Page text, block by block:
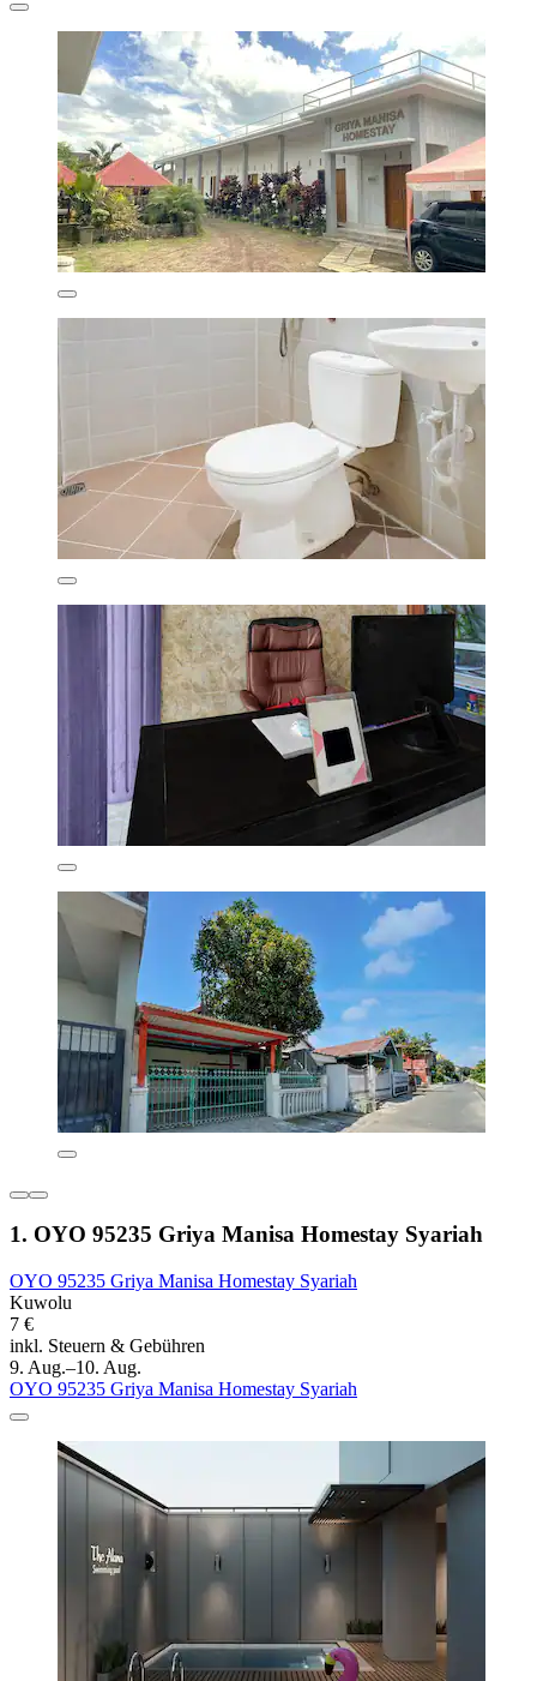
1. OYO 95235 Griya Manisa Homestay Syariah
OYO 95235 Griya Manisa Homestay Syariah
Kuwolu
7 €
inkl. Steuern & Gebühren
9. Aug.–10. Aug.
OYO 95235 Griya Manisa Homestay Syariah